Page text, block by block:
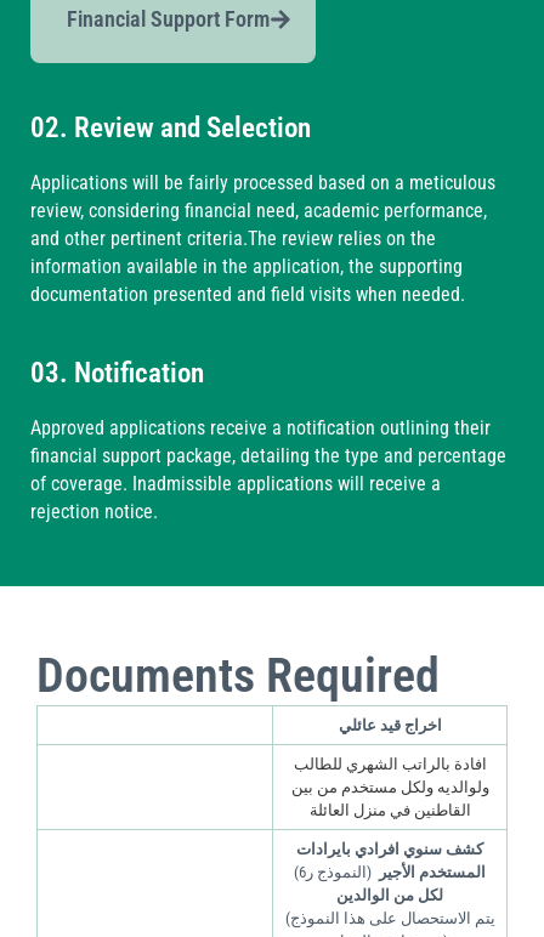
Financial Support Form
02. Review and Selection
Applications will be fairly processed based on a meticulous
review, considering financial need, academic performance,
and other pertinent criteria.The review relies on the
information available in the application, the supporting
documentation presented and field visits when needed.
03. Notification
Approved applications receive a notification outlining their
financial support package, detailing the type and percentage
of coverage. Inadmissible applications will receive a
rejection notice.
Documents Required
اخراج قيد عائلي
افادة بالراتب الشهري للطالب
ولوالديه ولكل مستخدم من بين
القاطنين في منزل العائلة
كشف سنوي افرادي بايرادات
المستخدم الأجير
(النموذج ر6)
لكل من الوالدين
(يتم الاستحصال على هذا النموذج